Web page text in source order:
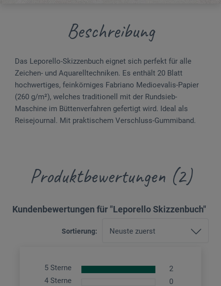
Beschreibung
Das Leporello-Skizzenbuch eignet sich perfekt für alle
Zeichen- und Aquarelltechniken. Es enthält 20 Blatt
hochwertiges, feinkörniges Fabriano Medioevalis-Papier
(260 g/m²), welches traditionell mit der Rundsieb-
Maschine im Büttenverfahren gefertigt wird. Ideal als
Reisejournal. Mit praktischem Verschluss-Gummiband.
Produktbewertungen (2)
Kundenbewertungen für "Leporello Skizzenbuch"
Sortierung:
5 Sterne
2
4 Sterne
0